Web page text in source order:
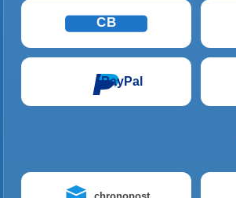
CB
PayPal